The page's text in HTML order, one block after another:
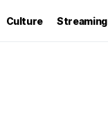
Culture Streaming